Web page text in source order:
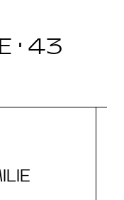
· 43